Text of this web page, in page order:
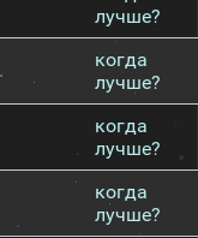
лучше?
когда
лучше?
когда
лучше?
когда
лучше?